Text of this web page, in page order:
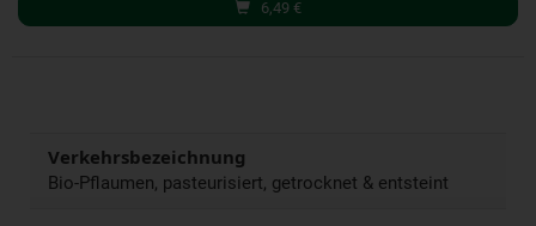
6,49 €
Verkehrsbezeichnung
Bio-Pflaumen, pasteurisiert, getrocknet & entsteint